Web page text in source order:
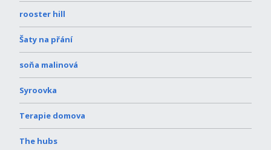
rooster hill
Šaty na přání
soňa malinová
Syroovka
Terapie domova
The hubs